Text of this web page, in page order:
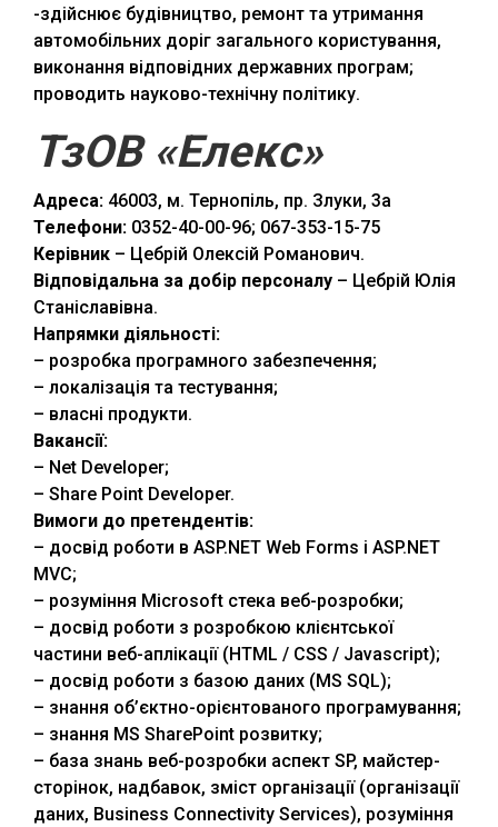
-здійснює будівництво, ремонт та утримання
автомобільних доріг загального користування,
виконання відповідних державних програм;
проводить науково-технічну політику.
ТзОВ «Елекс»
Адреса: 46003, м. Тернопіль, пр. Злуки, 3а
Телефони: 0352-40-00-96; 067-353-15-75
Керівник – Цебрій Олексій Романович.
Відповідальна за добір персоналу – Цебрій Юлія
Станіславівна.
Напрямки діяльності:
– розробка програмного забезпечення;
– локалізація та тестування;
– власні продукти.
Вакансії:
– Net Developer;
– Share Point Developer.
Вимоги до претендентів:
– досвід роботи в ASP.NET Web Forms і ASP.NET
MVC;
– розуміння Microsoft стека веб-розробки;
– досвід роботи з розробкою клієнтської
частини веб-аплікації (HTML / CSS / Javascript);
– досвід роботи з базою даних (MS SQL);
– знання об’єктно-орієнтованого програмування;
– знання MS SharePoint розвитку;
– база знань веб-розробки аспект SP, майстер-
сторінок, надбавок, зміст організації (організації
даних, Business Connectivity Services), розуміння